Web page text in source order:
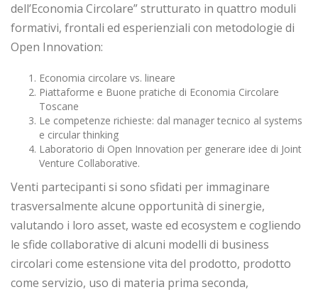
dell’Economia Circolare” strutturato in quattro moduli
formativi, frontali ed esperienziali con metodologie di
Open Innovation:
Economia circolare vs. lineare
Piattaforme e Buone pratiche di Economia Circolare
Toscane
Le competenze richieste: dal manager tecnico al systems
e circular thinking
Laboratorio di Open Innovation per generare idee di Joint
Venture Collaborative.
Venti partecipanti si sono sfidati per immaginare
trasversalmente alcune opportunità di sinergie,
valutando i loro asset, waste ed ecosystem e cogliendo
le sfide collaborative di alcuni modelli di business
circolari come estensione vita del prodotto, prodotto
come servizio, uso di materia prima seconda,